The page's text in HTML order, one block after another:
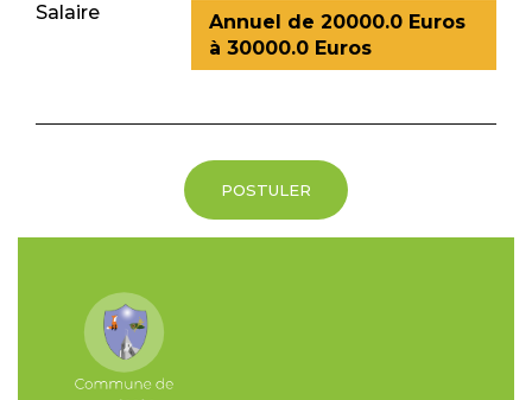
Salaire
Annuel de 20000.0 Euros
à 30000.0 Euros
POSTULER